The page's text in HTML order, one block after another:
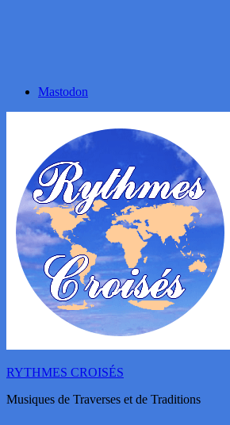
Mastodon
RYTHMES CROISÉS
Musiques de Traverses et de Traditions